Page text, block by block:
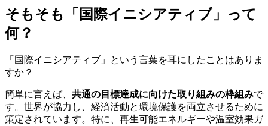
そもそも「国際イニシアティブ」って
何？
「国際イニシアティブ」という言葉を耳にしたことはありま
すか？
簡単に言えば、 共通の目標達成に向けた取り組みの枠組みで
す。世界が協力し、経済活動と環境保護を両立させるために
策定されています。特に、再生可能エネルギーや温室効果ガ